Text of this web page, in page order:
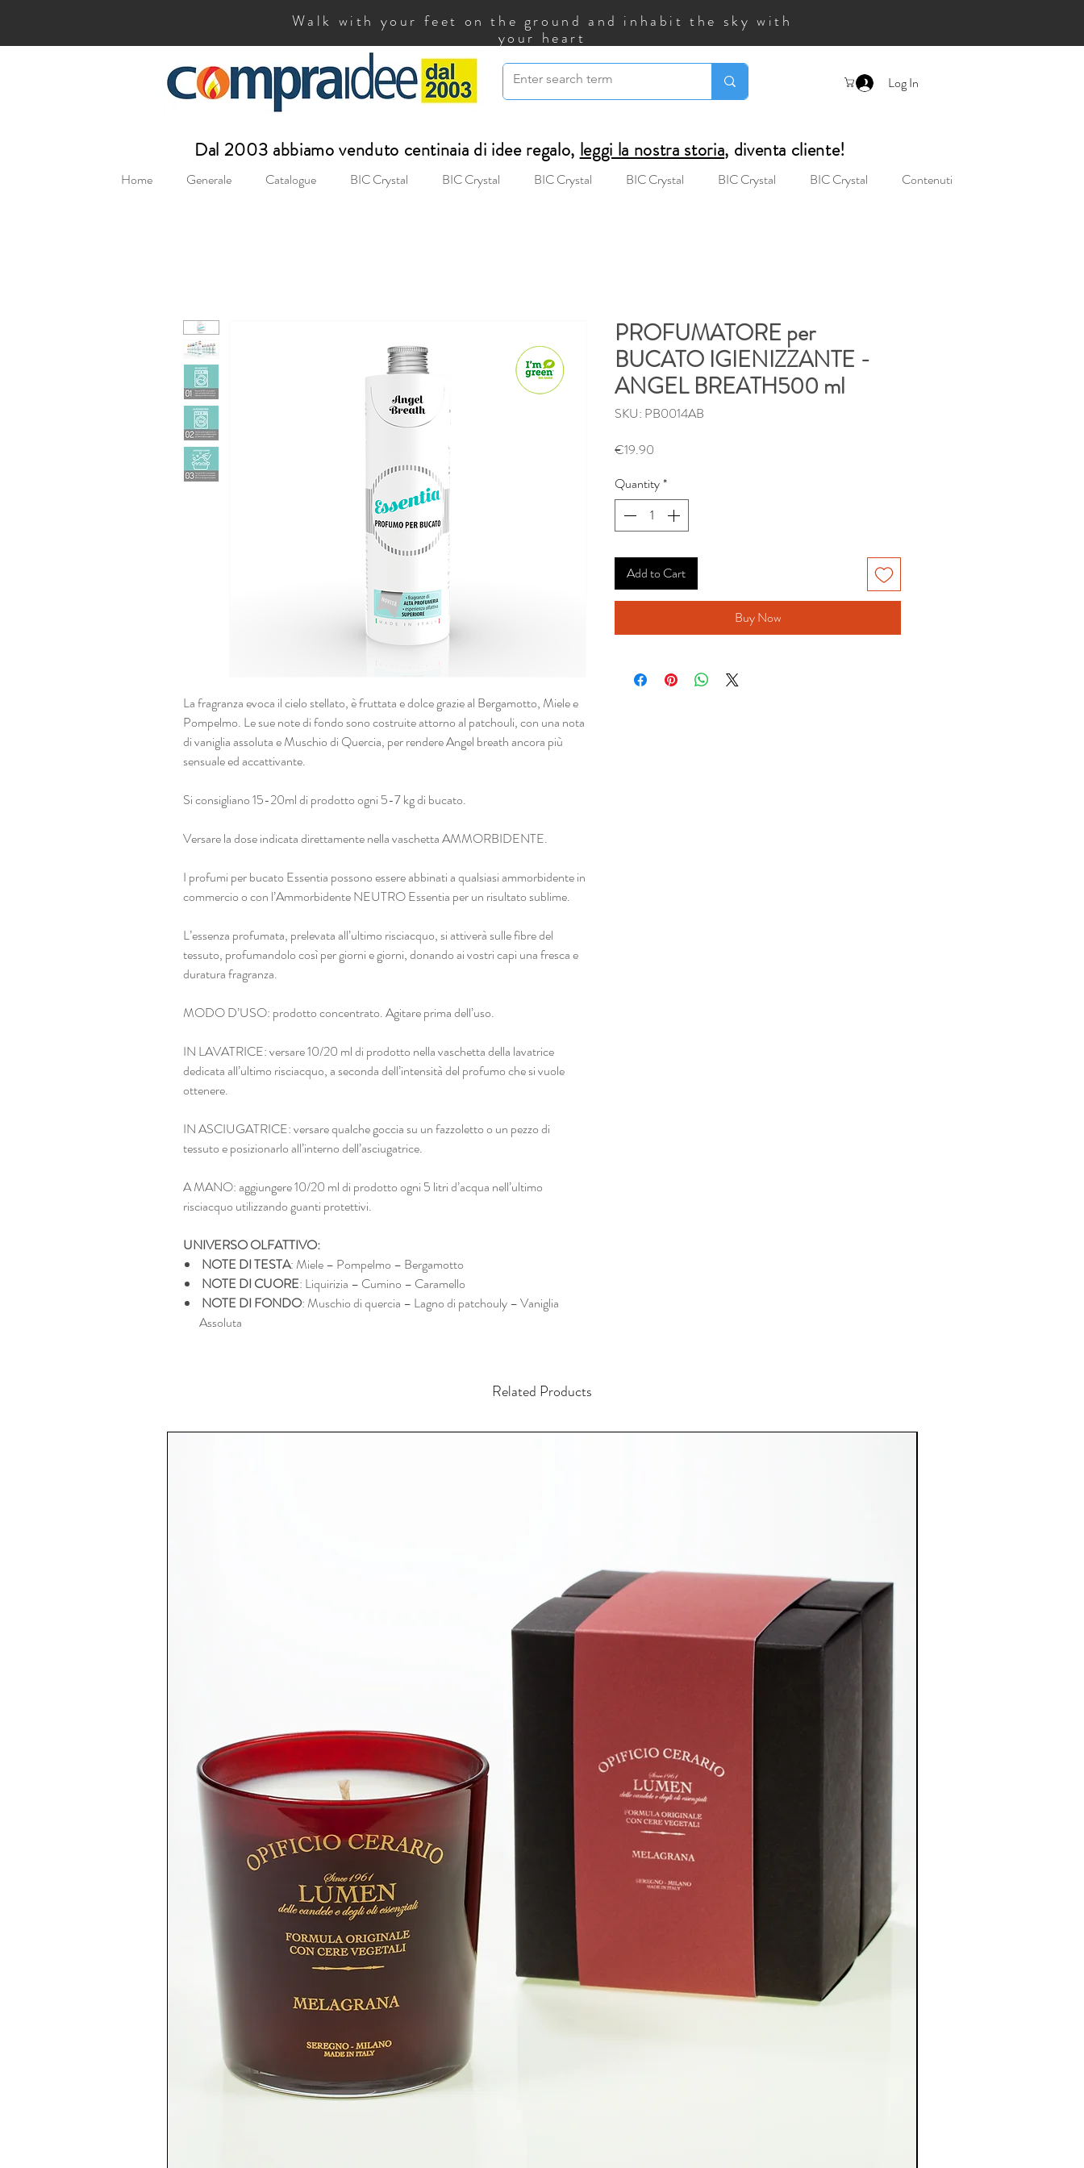
Walk with your feet on the ground and inhabit the sky with
your heart
Log In
Dal 2003 abbiamo venduto centinaia di idee regalo, leggi la nostra storia, diventa cliente!
Home Generale Catalogue BIC Crystal BIC Crystal BIC Crystal BIC Crystal BIC Crystal BIC Crystal Contenuti
La fragranza evoca il cielo stellato, è fruttata e dolce grazie al Bergamotto, Miele e
Pompelmo. Le sue note di fondo sono costruite attorno al patchouli, con una nota
di vaniglia assoluta e Muschio di Quercia, per rendere Angel breath ancora più
sensuale ed accattivante.
Si consigliano 15-20ml di prodotto ogni 5-7 kg di bucato.
Versare la dose indicata direttamente nella vaschetta AMMORBIDENTE.
I profumi per bucato Essentia possono essere abbinati a qualsiasi ammorbidente in
commercio o con l’Ammorbidente NEUTRO Essentia per un risultato sublime.
L’essenza profumata, prelevata all’ultimo risciacquo, si attiverà sulle fibre del
tessuto, profumandolo così per giorni e giorni, donando ai vostri capi una fresca e
duratura fragranza.
MODO D’USO: prodotto concentrato. Agitare prima dell’uso.
IN LAVATRICE: versare 10/20 ml di prodotto nella vaschetta della lavatrice
dedicata all’ultimo risciacquo, a seconda dell’intensità del profumo che si vuole
ottenere.
IN ASCIUGATRICE: versare qualche goccia su un fazzoletto o un pezzo di
tessuto e posizionarlo all’interno dell’asciugatrice.
A MANO: aggiungere 10/20 ml di prodotto ogni 5 litri d’acqua nell’ultimo
risciacquo utilizzando guanti protettivi.
UNIVERSO OLFATTIVO:
NOTE DI TESTA: Miele – Pompelmo – Bergamotto
NOTE DI CUORE: Liquirizia – Cumino – Caramello
NOTE DI FONDO: Muschio di quercia – Lagno di patchouly – Vaniglia
Assoluta
PROFUMATORE per
BUCATO IGIENIZZANTE -
ANGEL BREATH500 ml
SKU: PB0014AB
€19.90
Quantity*
Add to Cart
Buy Now
Related Products